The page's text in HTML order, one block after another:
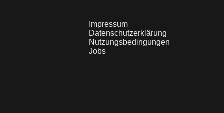
Impressum
Datenschutzerklärung
Nutzungsbedingungen
Jobs